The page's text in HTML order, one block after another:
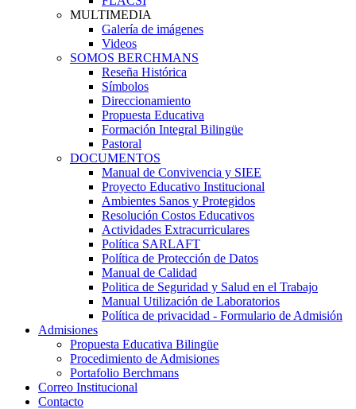
MULTIMEDIA
Galería de imágenes
Videos
SOMOS BERCHMANS
Reseña Histórica
Símbolos
Direccionamiento
Propuesta Educativa
Formación Integral Bilingüe
Pastoral
DOCUMENTOS
Manual de Convivencia y SIEE
Proyecto Educativo Institucional
Ambientes Sanos y Protegidos
Resolución Costos Educativos
Actividades Extracurriculares
Política SARLAFT
Política de Protección de Datos
Manual de Calidad
Politica de Seguridad y Salud en el Trabajo
Manual Utilización de Laboratorios
Política de privacidad - Formulario de Admisión
Admisiones
Propuesta Educativa Bilingüe
Procedimiento de Admisiones
Portafolio Berchmans
Correo Institucional
Contacto